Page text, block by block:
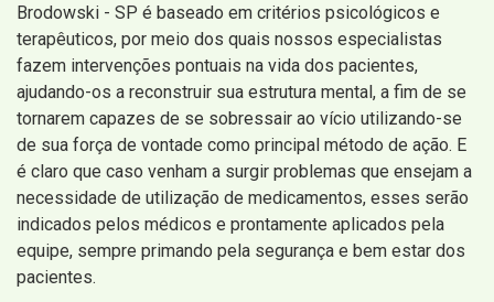
Brodowski - SP é baseado em critérios psicológicos e
terapêuticos, por meio dos quais nossos especialistas
fazem intervenções pontuais na vida dos pacientes,
ajudando-os a reconstruir sua estrutura mental, a fim de se
tornarem capazes de se sobressair ao vício utilizando-se
de sua força de vontade como principal método de ação. E
é claro que caso venham a surgir problemas que ensejam a
necessidade de utilização de medicamentos, esses serão
indicados pelos médicos e prontamente aplicados pela
equipe, sempre primando pela segurança e bem estar dos
pacientes.